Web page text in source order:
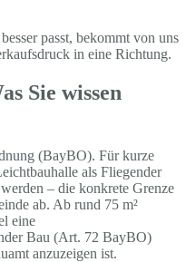
passt, bekommt von uns
in eine Richtung.
Sie wissen
(BayBO). Für kurze
als Fliegender
– die konkrete Grenze
ab. Ab rund 75 m²
eine
Bau (Art. 72 BayBO)
anzuzeigen ist.